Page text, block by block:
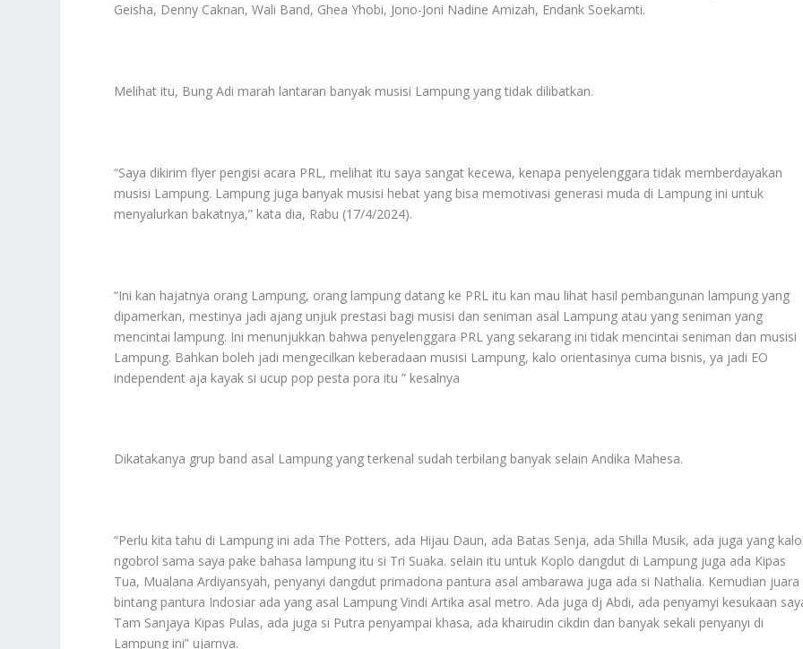
Geisha, Denny Caknan, Wali Band, Ghea Yhobi, Jono-Joni Nadine Amizah, Endank Soekamti.
Melihat itu, Bung Adi marah lantaran banyak musisi Lampung yang tidak dilibatkan.
“Saya dikirim flyer pengisi acara PRL, melihat itu saya sangat kecewa, kenapa penyelenggara tidak memberdayakan
musisi Lampung. Lampung juga banyak musisi hebat yang bisa memotivasi generasi muda di Lampung ini untuk
menyalurkan bakatnya,” kata dia, Rabu (17/4/2024).
“Ini kan hajatnya orang Lampung, orang lampung datang ke PRL itu kan mau lihat hasil pembangunan lampung yang
dipamerkan, mestinya jadi ajang unjuk prestasi bagi musisi dan seniman asal Lampung atau yang seniman yang
mencintai lampung. Ini menunjukkan bahwa penyelenggara PRL yang sekarang ini tidak mencintai seniman dan musisi
Lampung. Bahkan boleh jadi mengecilkan keberadaan musisi Lampung, kalo orientasinya cuma bisnis, ya jadi EO
independent aja kayak si ucup pop pesta pora itu ” kesalnya
Dikatakanya grup band asal Lampung yang terkenal sudah terbilang banyak selain Andika Mahesa.
“Perlu kita tahu di Lampung ini ada The Potters, ada Hijau Daun, ada Batas Senja, ada Shilla Musik, ada juga yang kalo
ngobrol sama saya pake bahasa lampung itu si Tri Suaka. selain itu untuk Koplo dangdut di Lampung juga ada Kipas
Tua, Mualana Ardiyansyah, penyanyi dangdut primadona pantura asal ambarawa juga ada si Nathalia. Kemudian juara
bintang pantura Indosiar ada yang asal Lampung Vindi Artika asal metro. Ada juga dj Abdi, ada penyamyi kesukaan
Tam Sanjaya Kipas Pulas, ada juga si Putra penyampai khasa, ada khairudin cikdin dan banyak sekali penyanyi di
Lampung ini” ujarnya.